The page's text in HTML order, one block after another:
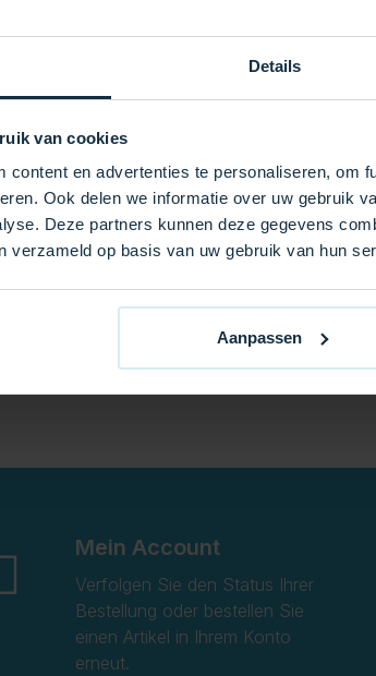
Details
van cookies
content en advertenties te personaliseren, om
Ook delen we informatie over uw gebruik
Deze partners kunnen deze gegevens
verzameld op basis van uw gebruik van hun
Aanpassen
Ansehen
Mein Account
Verfolgen Sie den Status Ihrer
Bestellung oder bestellen Sie
einen Artikel in Ihrem Konto
erneut.